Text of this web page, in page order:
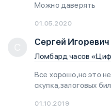
Можно даверять
01.05.2020
Сергей Игоревич
Ломбард часов
Все хорошо,но это
скупка,залоговых
01.10.2019